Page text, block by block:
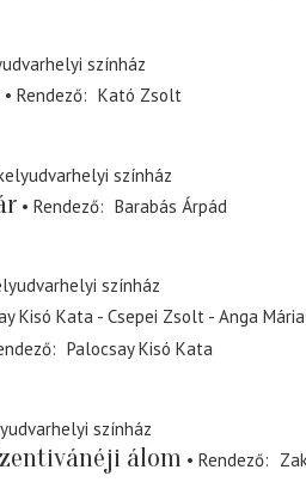
színház
Rendező
Kató Zsolt
színház
Rendező
Barabás Árpád
színház
Kisó Kata - Csepei Zsolt - Anga Mária
Palocsay Kisó Kata
színház
álom Rendező